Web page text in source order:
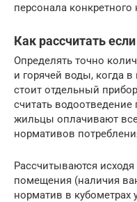
персонала конкретного
Как рассчитать
Определять точно
и горячей воды, когда
стоит отдельный
считать водоотведение
жильцы оплачивают
нормативов
Рассчитываются
помещения (наличия
норматив в кубометрах